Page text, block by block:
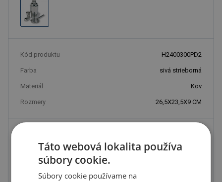
Kód produktu H2400300PD2
Farba sivá strieborná
Materiál Kov
Rozmery 26,5X23,5X9 CM
23.37 € s DPH
Množstevné zľavy
Táto webová lokalita používa
súbory cookie.
Súbory cookie používame na